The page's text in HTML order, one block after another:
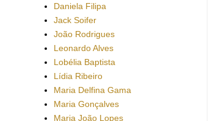
Daniela Filipa
Jack Soifer
João Rodrigues
Leonardo Alves
Lobélia Baptista
Lídia Ribeiro
Maria Delfina Gama
Maria Gonçalves
Maria João Lopes